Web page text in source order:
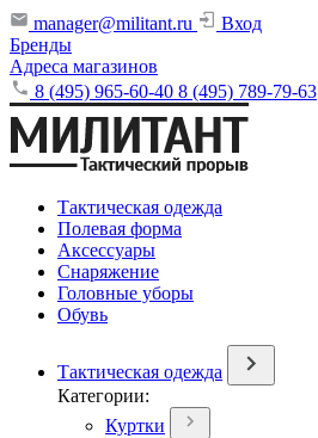
manager@militant.ru
Вход
Бренды
Адреса магазинов
8 (495) 965-60-40 8 (495) 789-79-63
Тактическая одежда
Полевая форма
Аксессуары
Снаряжение
Головные уборы
Обувь
Тактическая одежда
Категории:
Куртки